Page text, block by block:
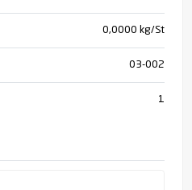
0,0000 kg/St
03-002
1